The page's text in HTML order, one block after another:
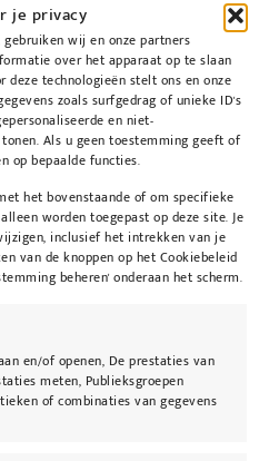
je privacy
wij en onze partners
over het apparaat op te slaan
deze technologieën stelt ons en onze
zoals surfgedrag of unieke ID's
en niet-
Als u geen toestemming geeft of
op bepaalde functies.
het bovenstaande of om specifieke
worden toegepast op deze site. Je
inclusief het intrekken van je
van de knoppen op het Cookiebeleid
beheren' onderaan het scherm.
en/of openen, De prestaties van
meten, Publieksgroepen
of combinaties van gegevens
in de ochtend. Breng 5-
Masseer het product